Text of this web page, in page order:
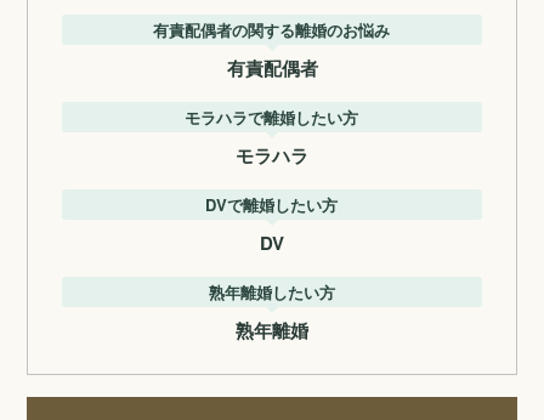
有責配偶者の関する離婚のお悩み
有責配偶者
モラハラで離婚したい方
モラハラ
DVで離婚したい方
DV
熟年離婚したい方
熟年離婚